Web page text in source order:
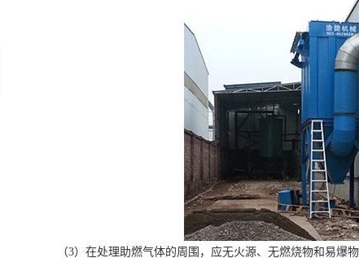
（3）在处理助燃气体的周围，应无火源、无燃烧物和易爆物